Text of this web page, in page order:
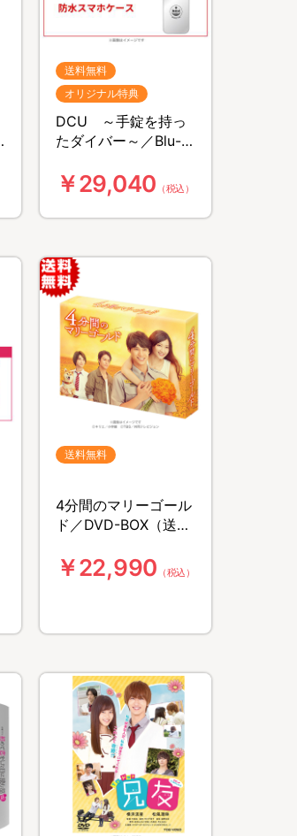
送料無料
オリジナル特典
DCU ～手錠を持っ
たダイバー～／Blu-
ナル特典付き・送料
無料・4枚組）
￥29,040 （税込）
送料無料
4分間のマリーゴール
ド／DVD-BOX（送料
￥22,990 （税込）